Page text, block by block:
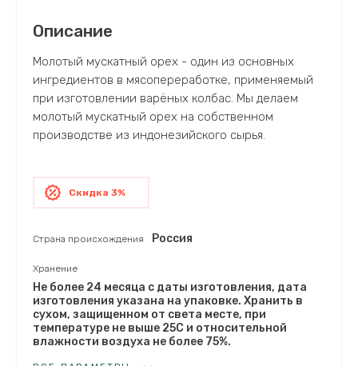
Описание
Молотый мускатный орех - один из основных
ингредиентов в мясопереработке, применяемый
при изготовлении варёных колбас. Мы делаем
молотый мускатный орех на собственном
производстве из индонезийского сырья.
Скидка 3%
Страна происхождения Россия
Хранение
Не более 24 месяца с даты изготовления, дата
изготовления указана на упаковке. Хранить в
сухом, защищенном от света месте, при
температуре не выше 25С и относительной
влажности воздуха не более 75%.